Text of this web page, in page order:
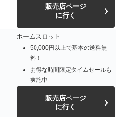
販売店ページ
に行く
ホームスロット
50,000円以上で基本の送料無
料！
お得な時間限定タイムセールも
実施中
販売店ページ
に行く